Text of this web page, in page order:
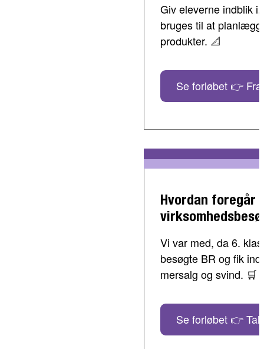
Giv eleverne indblik
bruges til at
produkter. 📐
Se forløbet 👉
Hvordan foregår
Vi var med, da 6.
besøgte BR og fik
mersalg og svind. 🛒
Se forløbet 👉 Tal